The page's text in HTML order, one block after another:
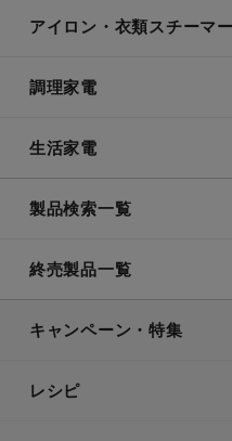
アイロン・衣類スチーマー
調理家電
生活家電
製品検索一覧
終売製品一覧
キャンペーン・特集
レシピ